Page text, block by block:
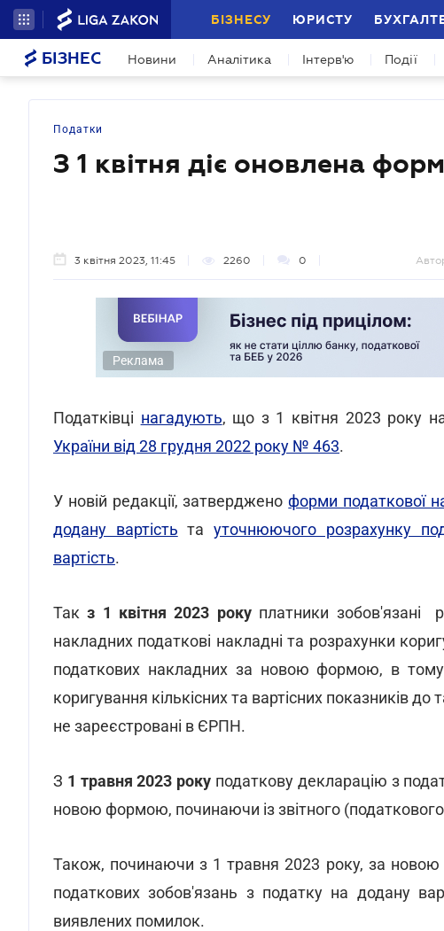
БІЗНЕСУ ЮРИСТУ
БІЗНЕС Новини Аналітика Інтерв'ю Події
Податки
З 1 квітня діє оновлена
3 квітня 2023, 11:45 2260 0
Реклама
Податківці нагадують, що з 1 квітня 2023 року
України від 28 грудня 2022 року № 463.
У новій редакції, затвердженоформи податкової
додану вартість тауточнюючого розрахунку
вартість.
Такз 1 квітня 2023 рокуплатники зобов'язані
накладних податкові накладні та розрахунки
податкових накладних за новою формою, в тому
коригування кількісних та вартісних показників
не зареєстровані в ЄРПН.
З 1 травня 2023 року податкову декларацію з
новою формою, починаючи із звітного
Також, починаючи з 1 травня 2023 року, за
податкових зобов'язань з податку на додану
виявлених помилок.